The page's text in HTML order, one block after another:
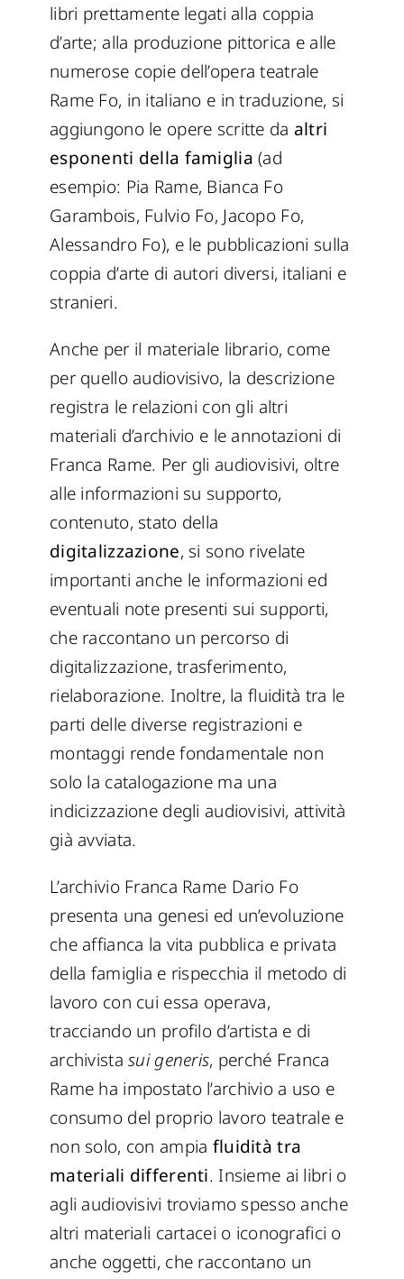
libri prettamente legati alla coppia
d’arte; alla produzione pittorica e alle
numerose copie dell’opera teatrale
Rame Fo, in italiano e in traduzione, si
aggiungono le opere scritte da altri
esponenti della famiglia (ad
esempio: Pia Rame, Bianca Fo
Garambois, Fulvio Fo, Jacopo Fo,
Alessandro Fo), e le pubblicazioni sulla
coppia d’arte di autori diversi, italiani e
stranieri.
Anche per il materiale librario, come
per quello audiovisivo, la descrizione
registra le relazioni con gli altri
materiali d’archivio e le annotazioni di
Franca Rame. Per gli audiovisivi, oltre
alle informazioni su supporto,
contenuto, stato della
digitalizzazione, si sono rivelate
importanti anche le informazioni ed
eventuali note presenti sui supporti,
che raccontano un percorso di
digitalizzazione, trasferimento,
rielaborazione. Inoltre, la fluidità tra le
parti delle diverse registrazioni e
montaggi rende fondamentale non
solo la catalogazione ma una
indicizzazione degli audiovisivi, attività
già avviata.
L’archivio Franca Rame Dario Fo
presenta una genesi ed un’evoluzione
che affianca la vita pubblica e privata
della famiglia e rispecchia il metodo di
lavoro con cui essa operava,
tracciando un profilo d’artista e di
archivistasui generis, perché Franca
Rame ha impostato l’archivio a uso e
consumo del proprio lavoro teatrale e
non solo, con ampia fluidità tra
materiali differenti. Insieme ai libri o
agli audiovisivi troviamo spesso anche
altri materiali cartacei o iconografici o
anche oggetti, che raccontano un